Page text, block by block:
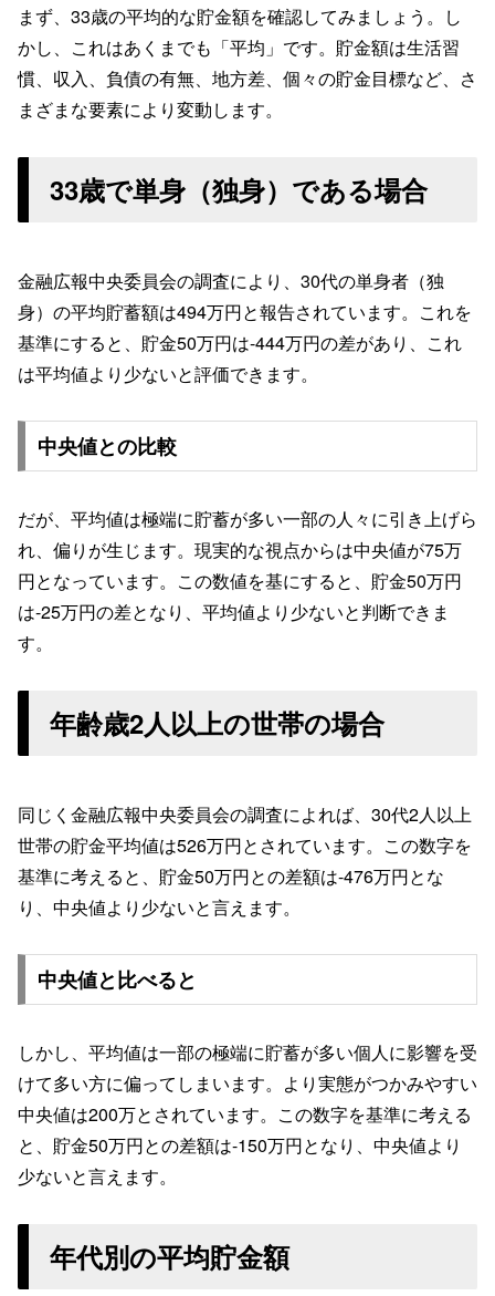
まず、33歳の平均的な貯金額を確認してみましょう。し
かし、これはあくまでも「平均」です。貯金額は生活習
慣、収入、負債の有無、地方差、個々の貯金目標など、さ
まざまな要素により変動します。
33歳で単身（独身）である場合
金融広報中央委員会の調査により、30代の単身者（独
身）の平均貯蓄額は494万円と報告されています。これを
基準にすると、貯金50万円は-444万円の差があり、これ
は平均値より少ないと評価できます。
中央値との比較
だが、平均値は極端に貯蓄が多い一部の人々に引き上げら
れ、偏りが生じます。現実的な視点からは中央値が75万
円となっています。この数値を基にすると、貯金50万円
は-25万円の差となり、平均値より少ないと判断できま
す。
年齢歳2人以上の世帯の場合
同じく金融広報中央委員会の調査によれば、30代2人以上
世帯の貯金平均値は526万円とされています。この数字を
基準に考えると、貯金50万円との差額は-476万円とな
り、中央値より少ないと言えます。
中央値と比べると
しかし、平均値は一部の極端に貯蓄が多い個人に影響を受
けて多い方に偏ってしまいます。より実態がつかみやすい
中央値は200万とされています。この数字を基準に考える
と、貯金50万円との差額は-150万円となり、中央値より
少ないと言えます。
年代別の平均貯金額